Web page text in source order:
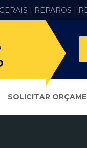
| REPAROS |
SOLICITAR